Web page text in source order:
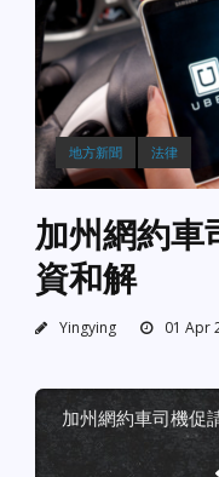
地方新聞 法律
加州網約車
資和解
Yingying 01 Apr
加州網約車司機